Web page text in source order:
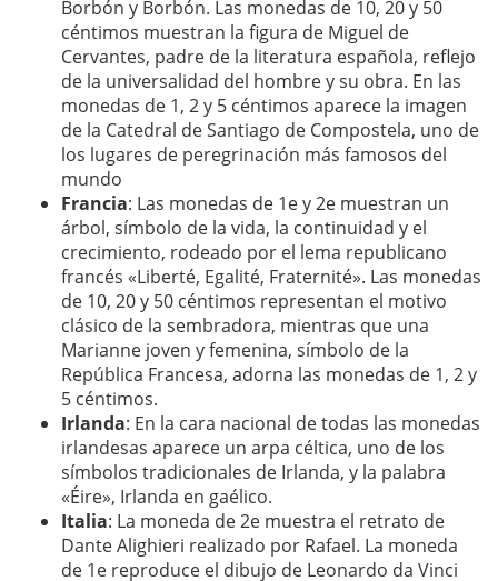
Borbón y Borbón. Las monedas de 10, 20 y 50
céntimos muestran la figura de Miguel de
Cervantes, padre de la literatura española, reflejo
de la universalidad del hombre y su obra. En las
monedas de 1, 2 y 5 céntimos aparece la imagen
de la Catedral de Santiago de Compostela, uno de
los lugares de peregrinación más famosos del
mundo
Francia: Las monedas de 1e y 2e muestran un
árbol, símbolo de la vida, la continuidad y el
crecimiento, rodeado por el lema republicano
francés «Liberté, Egalité, Fraternité». Las monedas
de 10, 20 y 50 céntimos representan el motivo
clásico de la sembradora, mientras que una
Marianne joven y femenina, símbolo de la
República Francesa, adorna las monedas de 1, 2 y
5 céntimos.
Irlanda: En la cara nacional de todas las monedas
irlandesas aparece un arpa céltica, uno de los
símbolos tradicionales de Irlanda, y la palabra
«Éire», Irlanda en gaélico.
Italia: La moneda de 2e muestra el retrato de
Dante Alighieri realizado por Rafael. La moneda
de 1e reproduce el dibujo de Leonardo da Vinci